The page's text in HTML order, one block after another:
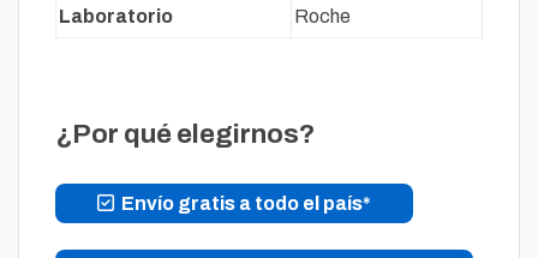
Laboratorio Roche
¿Por qué elegirnos?
Envío gratis a todo el país*